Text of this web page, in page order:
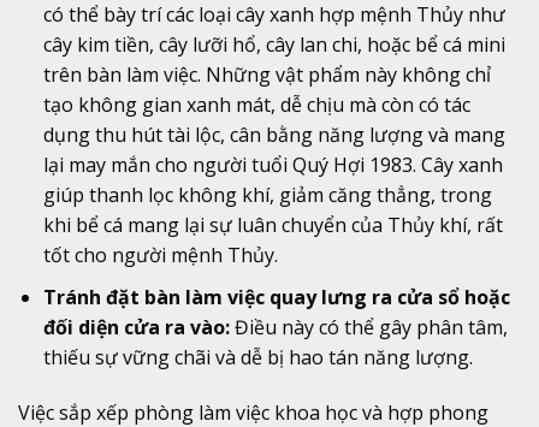
có thể bày trí các loại cây xanh hợp mệnh Thủy như
cây kim tiền, cây lưỡi hổ, cây lan chi, hoặc bể cá mini
trên bàn làm việc. Những vật phẩm này không chỉ
tạo không gian xanh mát, dễ chịu mà còn có tác
dụng thu hút tài lộc, cân bằng năng lượng và mang
lại may mắn cho người tuổi Quý Hợi 1983. Cây xanh
giúp thanh lọc không khí, giảm căng thẳng, trong
khi bể cá mang lại sự luân chuyển của Thủy khí, rất
tốt cho người mệnh Thủy.
Tránh đặt bàn làm việc quay lưng ra cửa sổ hoặc
đối diện cửa ra vào:Điều này có thể gây phân tâm,
thiếu sự vững chãi và dễ bị hao tán năng lượng.
Việc sắp xếp phòng làm việc khoa học và hợp phong